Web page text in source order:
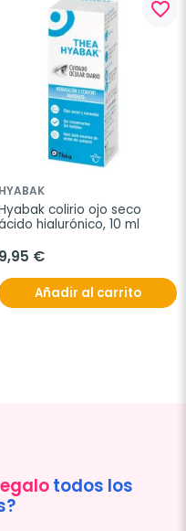
favorite_border
HYABAK
colirio ojo seco
hialurónico, 10 ml
9,95 €
Añadir al carrito
todos los